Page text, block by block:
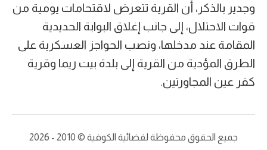
وجدير بالذكر، أن القرية تتعرض لاقتحامات يومية من
قوات الاحتلال، إلى جانب إغلاق البوابة الحديدية
المقامة عند مدخلها، ونصب الحواجز العسكرية على
الطرق المؤدية من القرية إلى بلدة بيت ريما وقرية
كفر عين المجاورتين.
جميع الحقوق محفوظة لفضائية الكوفية © 2010 - 2026